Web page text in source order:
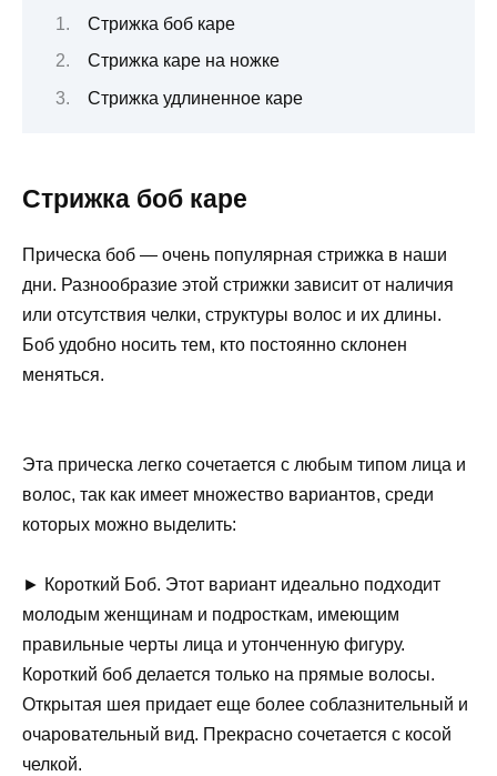
Стрижка боб каре
Стрижка каре на ножке
Стрижка удлиненное каре
Стрижка боб каре
Прическа боб — очень популярная стрижка в наши
дни. Разнообразие этой стрижки зависит от наличия
или отсутствия челки, структуры волос и их длины.
Боб удобно носить тем, кто постоянно склонен
меняться.
Эта прическа легко сочетается с любым типом лица и
волос, так как имеет множество вариантов, среди
которых можно выделить:
► Короткий Боб. Этот вариант идеально подходит
молодым женщинам и подросткам, имеющим
правильные черты лица и утонченную фигуру.
Короткий боб делается только на прямые волосы.
Открытая шея придает еще более соблазнительный и
очаровательный вид. Прекрасно сочетается с косой
челкой.